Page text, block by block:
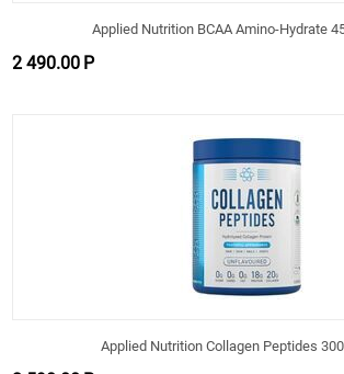
Applied Nutrition BCAA Amino-Hydrate
2 490.00 Р
Applied Nutrition Collagen Peptides